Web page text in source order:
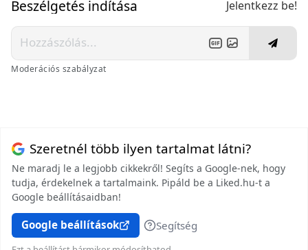
Beszélgetés indítása Jelentkezz be!
Moderációs szabályzat
Szeretnél több ilyen tartalmat látni?
Ne maradj le a legjobb cikkekről! Segíts a Google-nek, hogy
tudja, érdekelnek a tartalmaink. Pipáld be a Liked.hu-t a
Google beállításaidban!
Google beállítások Segítség